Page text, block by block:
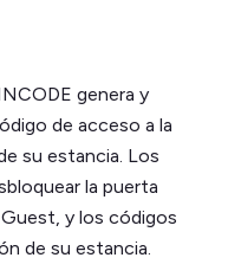
genera y
de acceso a la
su estancia. Los
la puerta
y los códigos
de su estancia.